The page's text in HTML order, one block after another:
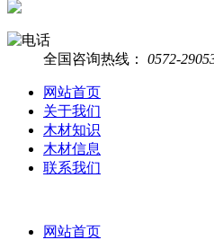
全国咨询热线： 0572-
网站首页
关于我们
木材知识
木材信息
联系我们
网站首页